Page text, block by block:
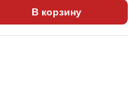
В корзину